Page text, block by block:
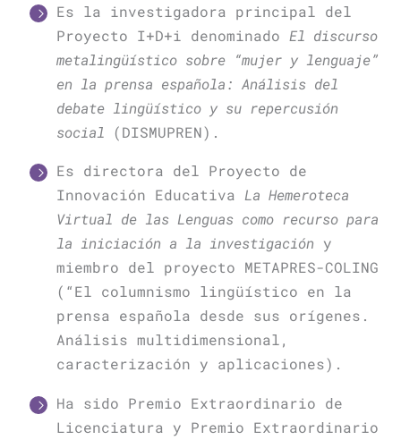
Es la investigadora principal del
Proyecto I+D+i denominado El discurso
metalingüístico sobre “mujer y lenguaje”
en la prensa española: Análisis del
debate lingüístico y su repercusión
social
(DISMUPREN).
Es directora del Proyecto de
Innovación Educativa La Hemeroteca
Virtual de las Lenguas como recurso para
la iniciación a la investigación y
miembro del proyecto METAPRES-COLING
(“El columnismo lingüístico en la
prensa española desde sus orígenes.
Análisis multidimensional,
caracterización y aplicaciones).
Ha sido Premio Extraordinario de
Licenciatura y Premio Extraordinario